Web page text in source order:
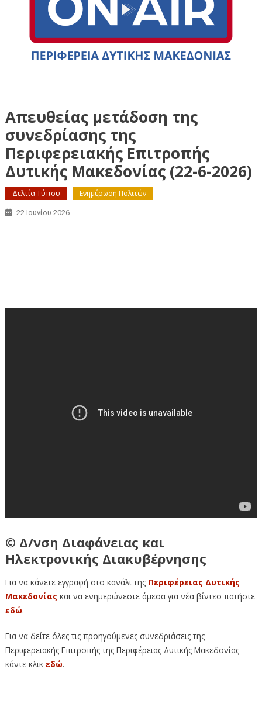
Απευθείας μετάδοση της
συνεδρίασης της
Περιφερειακής Επιτροπής
Δυτικής Μακεδονίας (22-6-2026)
Δελτία Τύπου Ενημέρωση Πολιτών
22 Ιουνίου 2026
© Δ/νση Διαφάνειας και
Ηλεκτρονικής Διακυβέρνησης
Για να κάνετε εγγραφή στο κανάλι της Περιφέρειας Δυτικής
Μακεδονίας και να ενημερώνεστε άμεσα για νέα βίντεο πατήστε
εδώ.
Για να δείτε όλες τις προηγούμενες συνεδριάσεις της
Περιφερειακής Επιτροπής της Περιφέρειας Δυτικής Μακεδονίας
κάντε κλικ εδώ.